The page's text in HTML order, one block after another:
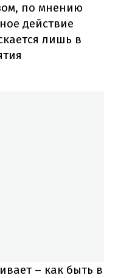
по мнению
действие
лишь в
– как быть в